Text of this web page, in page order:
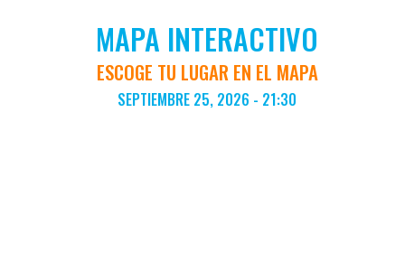
MAPA INTERACTIVO
ESCOGE TU LUGAR EN EL MAPA
SEPTIEMBRE 25, 2026 - 21:30